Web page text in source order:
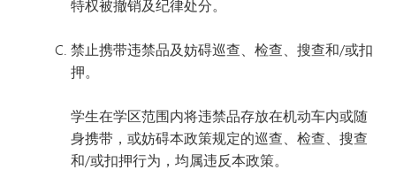
特权被撤销及纪律处分。
禁止携带违禁品及妨碍巡查、检查、搜查和/或扣
押。
学生在学区范围内将违禁品存放在机动车内或随
身携带，或妨碍本政策规定的巡查、检查、搜查
和/或扣押行为，均属违反本政策。